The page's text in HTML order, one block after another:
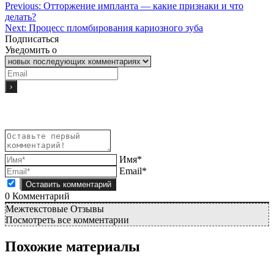
Previous: Отторжение импланта — какие признаки и что
делать?
Next: Процесс пломбирования кариозного зуба
Подписаться
Уведомить о
Имя*
Email*
0 Комментарий
Межтекстовые Отзывы
Посмотреть все комментарии
Похожие материалы